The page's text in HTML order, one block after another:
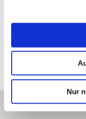
Nur
Erkunden Sie